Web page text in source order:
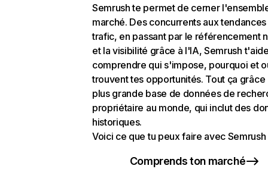
Semrush te permet de cerner
marché. Des concurrents aux
trafic, en passant par le référencement
et la visibilité grâce à l'IA, Semrush
comprendre qui s'impose, pourquoi et
trouvent tes opportunités. Tout ça grâce
plus grande base de données de
propriétaire au monde, qui inclut des
historiques.
Voici ce que tu peux faire avec Semrush
Comprends ton marché